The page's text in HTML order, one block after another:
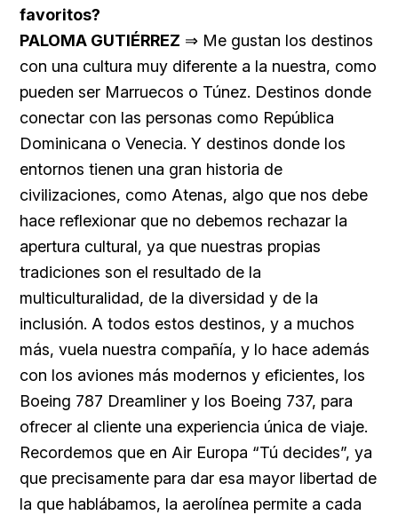
favoritos?
PALOMA GUTIÉRREZ ⇒ Me gustan los destinos
con una cultura muy diferente a la nuestra, como
pueden ser Marruecos o Túnez. Destinos donde
conectar con las personas como República
Dominicana o Venecia. Y destinos donde los
entornos tienen una gran historia de
civilizaciones, como Atenas, algo que nos debe
hace reflexionar que no debemos rechazar la
apertura cultural, ya que nuestras propias
tradiciones son el resultado de la
multiculturalidad, de la diversidad y de la
inclusión. A todos estos destinos, y a muchos
más, vuela nuestra compañía, y lo hace además
con los aviones más modernos y eficientes, los
Boeing 787 Dreamliner y los Boeing 737, para
ofrecer al cliente una experiencia única de viaje.
Recordemos que en Air Europa “Tú decides”, ya
que precisamente para dar esa mayor libertad de
la que hablábamos, la aerolínea permite a cada